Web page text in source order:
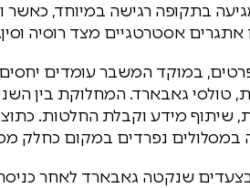
בתקופה רגישה במיוחד, כאשר
אסטרטגיים מצד רוסיה וסין.
טולסי גאבארד. המחלוקת בין
שיתוף מידע וקבלת החלטות.
במסלולים נפרדים במקום